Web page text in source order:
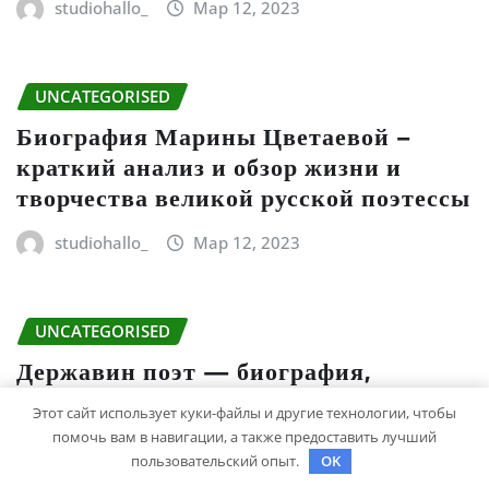
studiohallo_ Мар 12, 2023
UNCATEGORISED
Биография Марины Цветаевой –
краткий анализ и обзор жизни и
творчества великой русской поэтессы
studiohallo_ Мар 12, 2023
UNCATEGORISED
Державин поэт — биография,
творчество, достижения
studiohallo_ Мар 11, 2023
Этот сайт использует куки-файлы и другие технологии, чтобы
помочь вам в навигации, а также предоставить лучший
пользовательский опыт.
OK